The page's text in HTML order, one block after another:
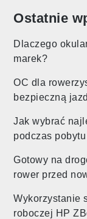
Ostatnie
Dlaczego
marek?
OC dla
bezpieczną
Jak wybrać
podczas
Gotowy na
rower przed
Wykorzystanie
roboczej HP